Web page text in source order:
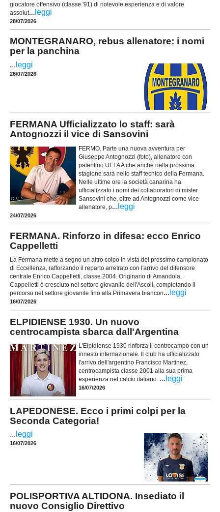
giocatore offensivo (classe '91) di notevole esperienza e di valore
assolut... leggi
28/07/2026
MONTEGRANARO, rebus allenatore: i nomi
per la panchina
... leggi
26/07/2026
FERMANA Ufficializzato lo staff: sarà
Antognozzi il vice di Sansovini
FERMO. Parte una nuova avventura per
Giuseppe Antognozzi (foto), allenatore con
patentino UEFA A che anche nella prossima
stagione sarà nello staff tecnico della Fermana.
Nelle ultime ore la società canarina ha
ufficializzato i nomi dei collaboratori di mister
Sansovini che, oltre ad Antognozzi come vice
allenatore, p... leggi
24/07/2026
FERMANA. Rinforzo in difesa: ecco Enrico
Cappelletti
La Fermana mette a segno un altro colpo in vista del prossimo campionato
di Eccellenza, rafforzando il reparto arretrato con l'arrivo del difensore
centrale Enrico Cappelletti, classe 2004. Originario di Amandola,
Cappelletti è cresciuto nel settore giovanile dell'Ascoli, completando il
percorso nel settore giovanile fino alla Primavera biancon... leggi
16/07/2026
ELPIDIENSE 1930. Un nuovo
centrocampista sbarca dall'Argentina
L'Elpidiense 1930 rinforza il centrocampo con un
innesto internazionale. Il club ha ufficializzato
l'arrivo dell'argentino Francisco Martinez,
centrocampista classe 2001 alla sua prima
esperienza nel calcio italiano. ... leggi
16/07/2026
LAPEDONESE. Ecco i primi colpi per la
Seconda Categoria!
... leggi
16/07/2026
POLISPORTIVA ALTIDONA. Insediato il
nuovo Consiglio Direttivo